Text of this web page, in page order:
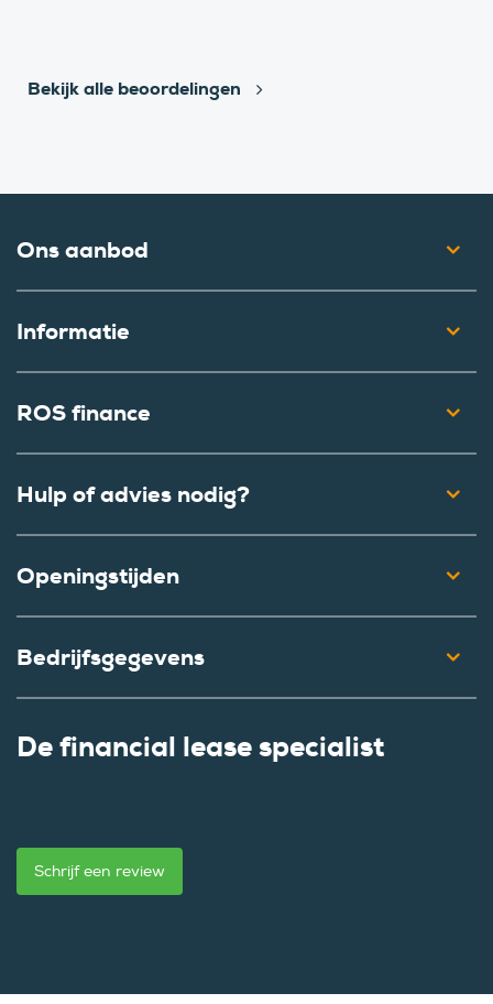
Bekijk alle beoordelingen
Ons aanbod
Informatie
ROS finance
Hulp of advies nodig?
Openingstijden
Bedrijfsgegevens
De financial lease specialist
Schrijf een review